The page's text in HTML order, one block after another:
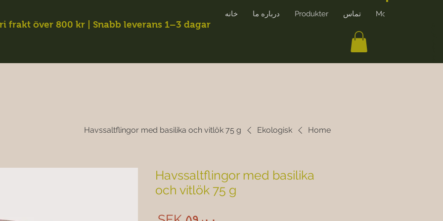
frakt över 800 kr | Snabb leverans 1–3 dagar
خانه درباره ما Produkter تماس More
Home
Ekologisk
Havssaltflingor med basilika och vitlök 75 g
Havssaltflingor med basilika
och vitlök 75 g